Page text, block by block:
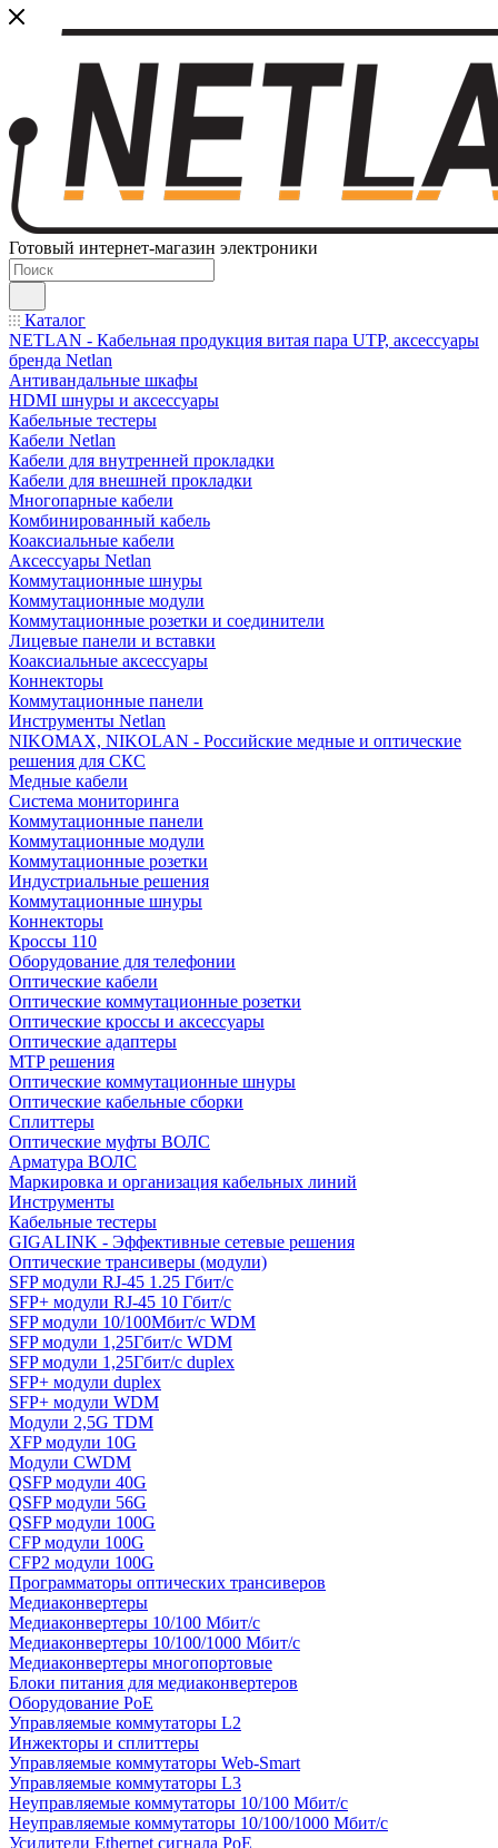
Готовый интернет-магазин электроники
Каталог
NETLAN - Кабельная продукция витая пара UTP, аксессуары
бренда Netlan
Антивандальные шкафы
HDMI шнуры и аксессуары
Кабельные тестеры
Кабели Netlan
Кабели для внутренней прокладки
Кабели для внешней прокладки
Многопарные кабели
Комбинированный кабель
Коаксиальные кабели
Аксессуары Netlan
Коммутационные шнуры
Коммутационные модули
Коммутационные розетки и соединители
Лицевые панели и вставки
Коаксиальные аксессуары
Коннекторы
Коммутационные панели
Инструменты Netlan
NIKOMAX, NIKOLAN - Российские медные и оптические
решения для СКС
Медные кабели
Система мониторинга
Коммутационные панели
Коммутационные модули
Коммутационные розетки
Индустриальные решения
Коммутационные шнуры
Коннекторы
Кроссы 110
Оборудование для телефонии
Оптические кабели
Оптические коммутационные розетки
Оптические кроссы и аксессуары
Оптические адаптеры
MTP решения
Оптические коммутационные шнуры
Оптические кабельные сборки
Сплиттеры
Оптические муфты ВОЛС
Арматура ВОЛС
Маркировка и организация кабельных линий
Инструменты
Кабельные тестеры
GIGALINK - Эффективные сетевые решения
Оптические трансиверы (модули)
SFP модули RJ-45 1.25 Гбит/c
SFP+ модули RJ-45 10 Гбит/c
SFP модули 10/100Мбит/с WDM
SFP модули 1,25Гбит/с WDM
SFP модули 1,25Гбит/с duplex
SFP+ модули duplex
SFP+ модули WDM
Модули 2,5G TDM
XFP модули 10G
Модули CWDM
QSFP модули 40G
QSFP модули 56G
QSFP модули 100G
CFP модули 100G
CFP2 модули 100G
Программаторы оптических трансиверов
Медиаконвертеры
Медиаконвертеры 10/100 Мбит/с
Медиаконвертеры 10/100/1000 Мбит/c
Медиаконвертеры многопортовые
Блоки питания для медиаконвертеров
Оборудование PoE
Управляемые коммутаторы L2
Инжекторы и сплиттеры
Управляемые коммутаторы Web-Smart
Управляемые коммутаторы L3
Неуправляемые коммутаторы 10/100 Мбит/с
Неуправляемые коммутаторы 10/100/1000 Мбит/с
Усилители Ethernet сигнала PoE